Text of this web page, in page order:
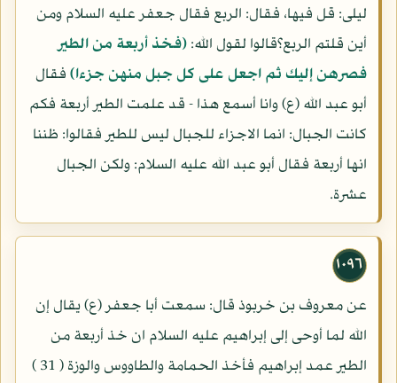
ليلى: قل فيها، فقال: الربع فقال جعفر عليه السلام ومن
أين قلتم الربع؟قالوا لقول الله: (فخذ أربعة من الطير
فصرهن إليك ثم اجعل على كل جبل منهن جزءا) فقال
أبو عبد الله (ع) وانا أسمع هذا - قد علمت الطير أربعة فكم
كانت الجبال: انما الاجزاء للجبال ليس للطير فقالوا: ظننا
انها أربعة فقال أبو عبد الله عليه السلام: ولكن الجبال
عشرة.
١٠٩٦
عن معروف بن خربوذ قال: سمعت أبا جعفر (ع) يقال إن
الله لما أوحى إلى إبراهيم عليه السلام ان خذ أربعة من
الطير عمد إبراهيم فأخذ الحمامة والطاووس والوزة ( 31 )